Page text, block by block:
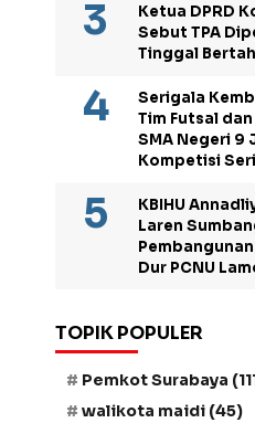
Ketua DPRD
Sebut TPA
Tinggal
Serigala
Tim Futsal
SMA Negeri 9
Kompetisi
KBIHU
Laren
Dur PCNU
TOPIK POPULER
Pemkot Surabaya
walikota maidi (45)